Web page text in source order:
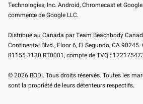
Technologies, Inc. Android, Chromecast et
commerce de Google LLC.
Distribué au Canada par Team Beachbody
Continental Blvd., Floor 6, El Segundo, CA
81155 3130 RT0001, compte de TVQ :
© 2026 BODi. Tous droits réservés. Toutes les
sont la propriété de leurs détenteurs respectifs.